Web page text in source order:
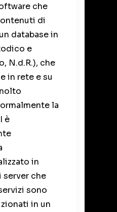
che
di
database in
e
N.d.R.), che
in rete e su
la
è
in
server che
sono
in un